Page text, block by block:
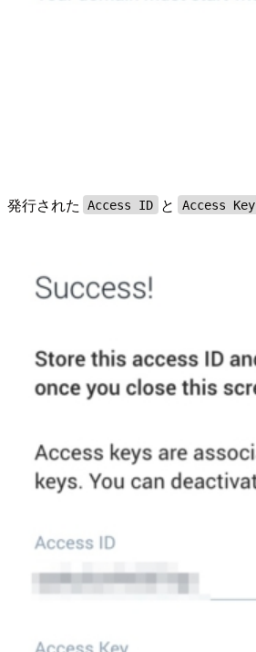
発行された Access ID と Access Key